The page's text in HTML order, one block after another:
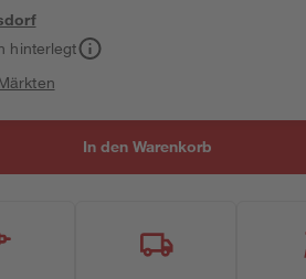
hinterlegt
In den Warenkorb